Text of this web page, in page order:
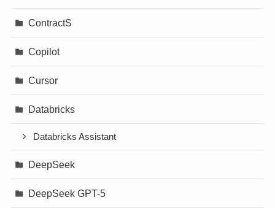
ContractS
Copilot
Cursor
Databricks
Databricks Assistant
DeepSeek
DeepSeek GPT-5